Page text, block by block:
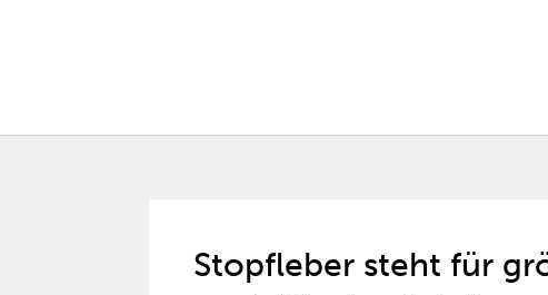
Stopfleber steht für